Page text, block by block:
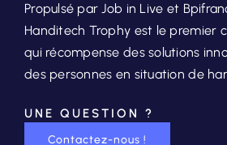
Propulsé par Job in Live et
Handitech Trophy est le premier
qui récompense des solutions
des personnes en situation de
UNE QUESTION ?
Contactez-nous !